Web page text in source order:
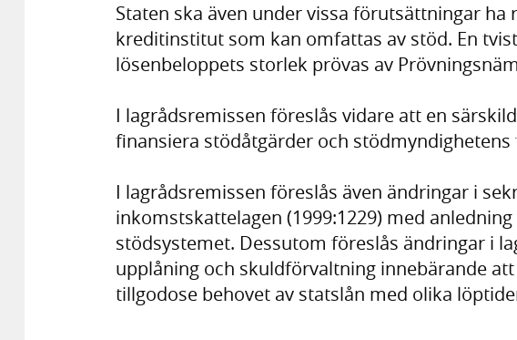
Staten ska även under vissa förutsättningar
kreditinstitut som kan omfattas av stöd. En
lösenbeloppets storlek prövas av
I lagrådsremissen föreslås vidare att en
finansiera stödåtgärder och
I lagrådsremissen föreslås även ändringar i
inkomstskattelagen (1999:1229) med
stödsystemet. Dessutom föreslås ändringar i
upplåning och skuldförvaltning innebärande
tillgodose behovet av statslån med olika